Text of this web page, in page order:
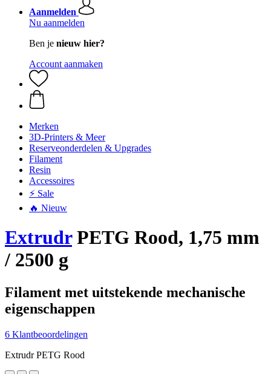
Aanmelden
Nu aanmelden
Ben je nieuw hier?
Account aanmaken
Merken
3D-Printers & Meer
Reserveonderdelen & Upgrades
Filament
Resin
Accessoires
⚡ Sale
🔥 Nieuw
ExtrudrPETG Rood, 1,75 mm
/ 2500 g
Filament met uitstekende mechanische
eigenschappen
6 Klantbeoordelingen
Extrudr PETG Rood